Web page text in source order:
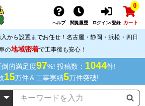
ヘルプ 閲覧履歴 ログイン/登録
0
カート
から設置までお任せ！名古屋・静岡・浜松・四日
の地域密着で工事後も安心！
倒的満足度97%! 投稿数： 1044件!
15万件＆工事実績5万件突破!